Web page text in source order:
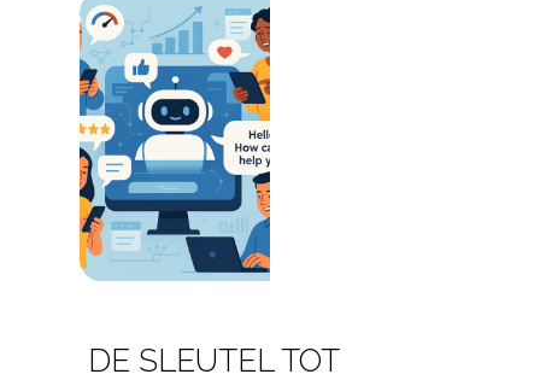
DE SLEUTEL TOT